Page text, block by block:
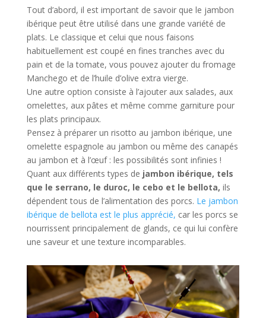
Tout d’abord, il est important de savoir que le jambon
ibérique peut être utilisé dans une grande variété de
plats. Le classique et celui que nous faisons
habituellement est coupé en fines tranches avec du
pain et de la tomate, vous pouvez ajouter du fromage
Manchego et de l’huile d’olive extra vierge.
Une autre option consiste à l’ajouter aux salades, aux
omelettes, aux pâtes et même comme garniture pour
les plats principaux.
Pensez à préparer un risotto au jambon ibérique, une
omelette espagnole au jambon ou même des canapés
au jambon et à l’œuf : les possibilités sont infinies !
Quant aux différents types de jambon ibérique, tels
que le serrano, le duroc, le cebo et le bellota, ils
dépendent tous de l’alimentation des porcs. Le jambon
ibérique de bellota est le plus apprécié, car les porcs se
nourrissent principalement de glands, ce qui lui confère
une saveur et une texture incomparables.